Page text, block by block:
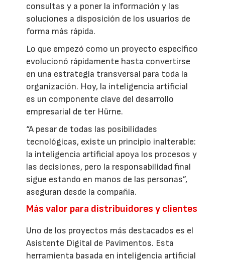
consultas y a poner la información y las
soluciones a disposición de los usuarios de
forma más rápida.
Lo que empezó como un proyecto específico
evolucionó rápidamente hasta convertirse
en una estrategia transversal para toda la
organización. Hoy, la inteligencia artificial
es un componente clave del desarrollo
empresarial de ter Hürne.
“A pesar de todas las posibilidades
tecnológicas, existe un principio inalterable:
la inteligencia artificial apoya los procesos y
las decisiones, pero la responsabilidad final
sigue estando en manos de las personas”,
aseguran desde la compañía.
Más valor para distribuidores y clientes
Uno de los proyectos más destacados es el
Asistente Digital de Pavimentos. Esta
herramienta basada en inteligencia artificial